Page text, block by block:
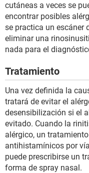
cutáneas a veces se
encontrar posibles
se practica un escáner
eliminar una
nada para el
Tratamiento
Una vez definida la
tratará de evitar el
desensibilización si el
evitado. Cuando la
alérgico, un
antihistamínicos por
puede prescribirse un
forma de spray nasal.